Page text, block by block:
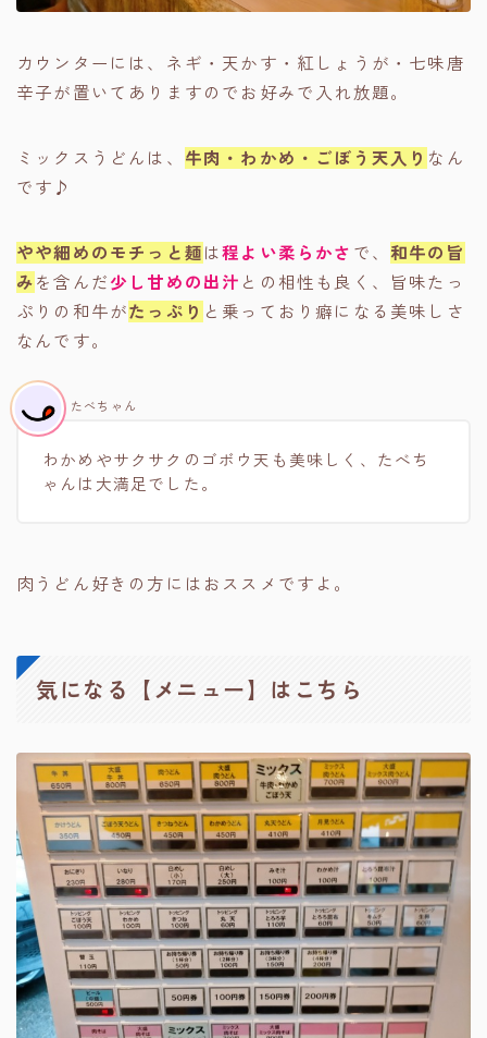
カウンターには、ネギ・天かす・紅しょうが・七味唐
辛子が置いてありますのでお好みで入れ放題。
ミックスうどんは、 牛肉・わかめ・ごぼう天入り なん
です♪
やや細めのモチっと麺は程よい柔らかさ で、和牛の旨
みを含んだ少し甘めの出汁 との相性も良く、旨味たっ
ぷりの和牛がたっぷり と乗っており癖になる美味しさ
なんです。
わかめやサクサクのゴボウ天も美味しく、たべち
ゃんは大満足でした。
たべちゃん
肉うどん好きの方にはおススメですよ。
気になる【メニュー】はこちら